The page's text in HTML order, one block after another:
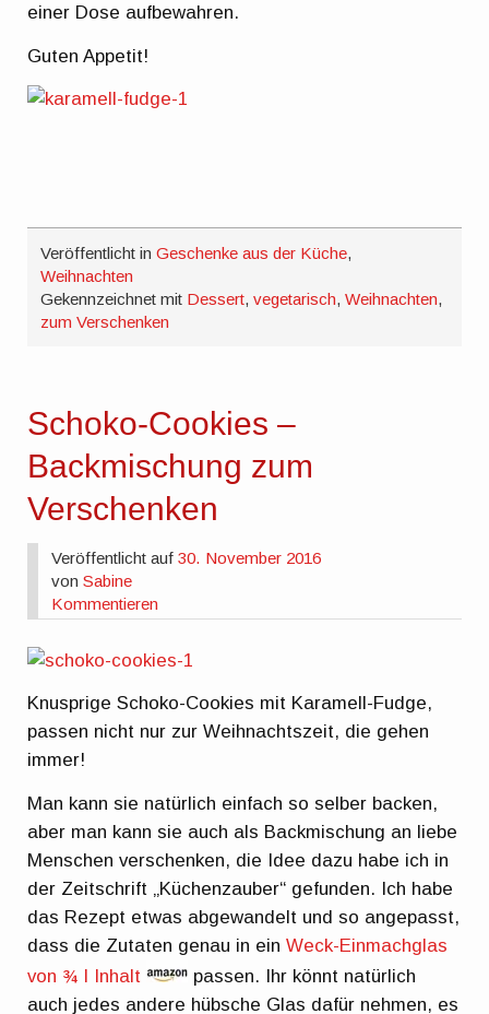
einer Dose aufbewahren.
Guten Appetit!
Veröffentlicht inGeschenke aus der Küche,
Weihnachten
Gekennzeichnet mit Dessert,vegetarisch,Weihnachten,
zum Verschenken
Schoko-Cookies –
Backmischung zum
Verschenken
Veröffentlicht auf30. November 2016
vonSabine
Kommentieren
Knusprige Schoko-Cookies mit Karamell-Fudge,
passen nicht nur zur Weihnachtszeit, die gehen
immer!
Man kann sie natürlich einfach so selber backen,
aber man kann sie auch als Backmischung an liebe
Menschen verschenken, die Idee dazu habe ich in
der Zeitschrift „Küchenzauber“ gefunden. Ich habe
das Rezept etwas abgewandelt und so angepasst,
dass die Zutaten genau in einWeck-Einmachglas
von ¾ l Inhalt
passen. Ihr könnt natürlich
auch jedes andere hübsche Glas dafür nehmen, es